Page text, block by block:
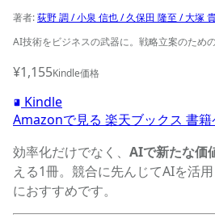
著者:荻野 調 / 小泉 信也 / 久保田 隆至 / 大塚
AI技術をビジネスの武器に。戦略立案のため
¥1,155Kindle価格
Kindle
Amazonで見る 楽天ブックス 書籍
効率化だけでなく、 AIで新たな価
える1冊。競合に先んじてAIを活
におすすめです。